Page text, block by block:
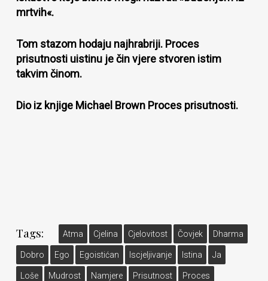
mrtvih«.
Tom stazom hodaju najhrabriji. Proces
prisutnosti uistinu je čin vjere stvoren istim
takvim činom.
Dio iz knjige Michael Brown Proces prisutnosti.
Tags: Atma Cjelina Cjelovitost Čovjek Dharma
Dobro Ego Egoistićan Iscjeljivanje Istina Ja
Loše Mudrost Namjere Prisutnost Proces